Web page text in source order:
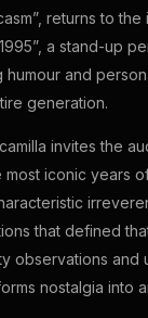
returns to
a stand-up
humour and
generation.
invites the
iconic years
that defined
observations and
nostalgia into